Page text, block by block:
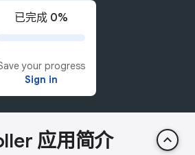
已完成 0%
your progress
Sign in
应用简介 keyboard_arrow_up